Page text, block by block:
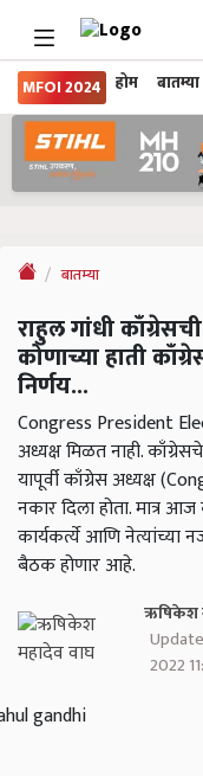
MFOI 2024 होम बातम्या
बातम्या
राहुल गांधी
कोणाच्या हाती
निर्णय...
Congress President
अध्यक्ष मिळत नाही.
यापूर्वी काँग्रेस अध्यक्ष
नकार दिला होता. मात्र
कार्यकर्त्ये आणि नेत्यांच्या
बैठक होणार आहे.
ऋषिकेश
2022